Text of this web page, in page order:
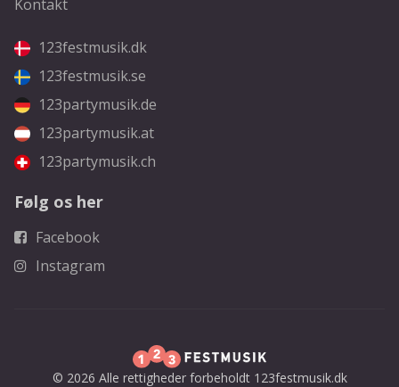
Kontakt
123festmusik.dk
123festmusik.se
123partymusik.de
123partymusik.at
123partymusik.ch
Følg os her
Facebook
Instagram
© 2026 Alle rettigheder forbeholdt 123festmusik.dk